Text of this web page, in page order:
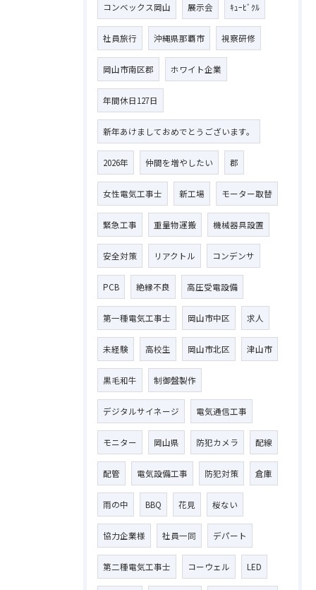
コンベックス岡山 展示会 ｷｭｰﾋﾞｸﾙ
社員旅行 沖縄県那覇市 視察研修
岡山市南区郡 ホワイト企業
年間休日127日
新年あけましておめでとうございます。
2026年 仲間を増やしたい 郡
女性電気工事士 新工場 モーター取替
緊急工事 重量物運搬 機械器具設置
安全対策 リアクトル コンデンサ
PCB 絶縁不良 高圧受電設備
第一種電気工事士 岡山市中区 求人
未経験 高校生 岡山市北区 津山市
黒毛和牛 制御盤製作
デジタルサイネージ 電気通信工事
モニター 岡山県 防犯カメラ 配線
配管 電気設備工事 防犯対策 倉庫
雨の中 BBQ 花見 桜ない
協力企業様 社員一同 デパート
第二種電気工事士 コーウェル LED
お問い合わせはこちら